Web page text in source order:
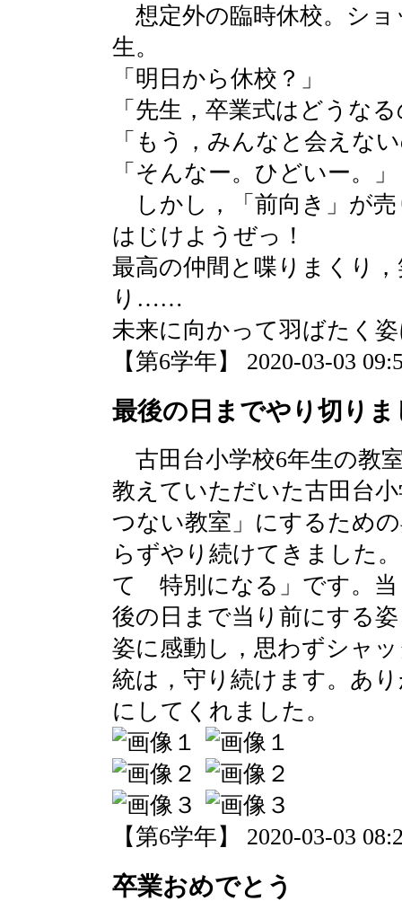
想定外の臨時休校。シ
生。
「明日から休校？」
「先生，卒業式はどうな
「もう，みんなと会えな
「そんなー。ひどいー。」
しかし，「前向き」が売
はじけようぜっ！
最高の仲間と喋りまくり
り……
未来に向かって羽ばたく
【第6学年】 2020-03-03
最後の日までやり切りま
古田台小学校6年生の教
教えていただいた古田台
つない教室」にするため
らずやり続けてきました
て 特別になる」です。当
後の日まで当り前にする
姿に感動し，思わずシャ
統は，守り続けます。あ
にしてくれました。
【第6学年】 2020-03-03
卒業おめでとう